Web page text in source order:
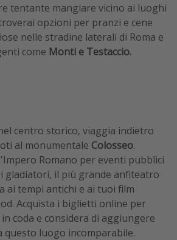
tentante mangiare vicino ai luoghi
opzioni per pranzi e cene
nelle stradine laterali di Roma e
come Monti e Testaccio.
centro storico, viaggia indietro
al monumentale Colosseo.
Romano per eventi pubblici
gladiatori, il più grande anfiteatro
ai tempi antichi e ai tuoi film
Acquista i biglietti online per
coda e considera di aggiungere
questo luogo incomparabile.